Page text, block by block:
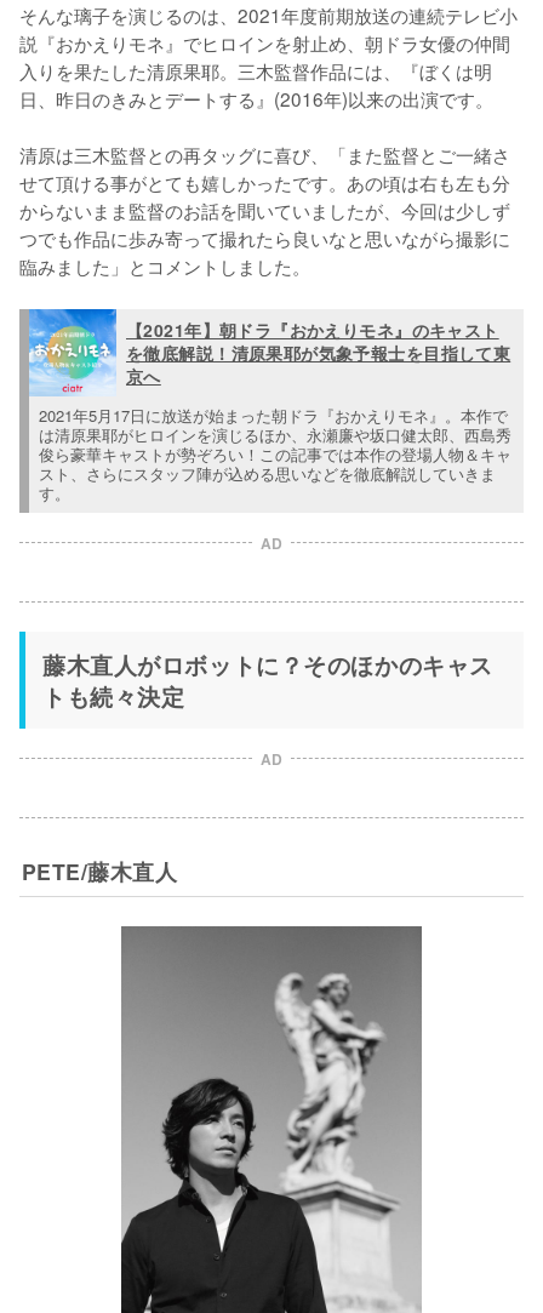
そんな璃子を演じるのは、2021年度前期放送の連続テレビ小
説『おかえりモネ』でヒロインを射止め、朝ドラ女優の仲間
入りを果たした清原果耶。三木監督作品には、『ぼくは明
日、昨日のきみとデートする』(2016年)以来の出演です。
清原は三木監督との再タッグに喜び、「また監督とご一緒さ
せて頂ける事がとても嬉しかったです。あの頃は右も左も分
からないまま監督のお話を聞いていましたが、今回は少しず
つでも作品に歩み寄って撮れたら良いなと思いながら撮影に
臨みました」とコメントしました。
【2021年】朝ドラ『おかえりモネ』のキャスト
を徹底解説！清原果耶が気象予報士を目指して東
京へ
2021年5月17日に放送が始まった朝ドラ『おかえりモネ』。本作で
は清原果耶がヒロインを演じるほか、永瀬廉や坂口健太郎、西島秀
俊ら豪華キャストが勢ぞろい！この記事では本作の登場人物＆キャ
スト、さらにスタッフ陣が込める思いなどを徹底解説していきま
す。
AD
藤木直人がロボットに？そのほかのキャス
トも続々決定
AD
PETE/藤木直人